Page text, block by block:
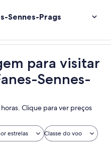
Sennes-Prags
para visitar
Sennes-
Clique para ver preços
estrelas
Classe do voo